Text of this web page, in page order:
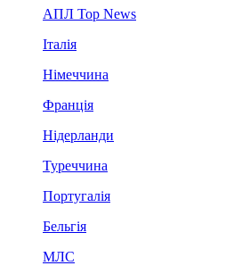
АПЛ Top News
Італія
Німеччина
Франція
Нідерланди
Туреччина
Португалія
Бельгія
МЛС